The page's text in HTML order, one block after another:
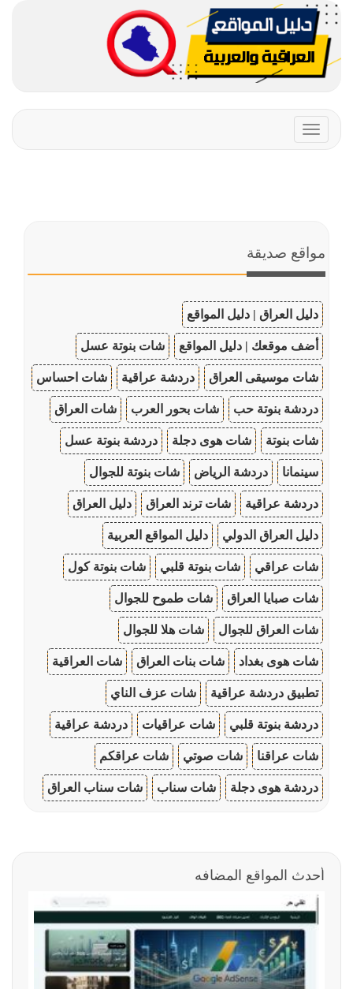
Toggle
navigation
مواقع صديقة
دليل العراق | دليل المواقع
أضف موقعك | دليل المواقع شات بنوتة عسل
شات موسيقى العراق دردشة عراقية شات احساس
دردشة بنوتة حب شات بحور العرب شات العراق
شات بنوتة شات هوى دجلة دردشة بنوتة عسل
سينمانا دردشة الرياض شات بنوتة للجوال
دردشة عراقية شات ترند العراق دليل العراق
دليل العراق الدولي دليل المواقع العربية
شات عراقي شات بنوتة قلبي شات بنوتة كول
شات صبايا العراق شات طموح للجوال
شات العراق للجوال شات هلا للجوال
شات هوى بغداد شات بنات العراق شات العراقية
تطبيق دردشة عراقية شات عزف الناي
دردشة بنوتة قلبي شات عراقيات دردشة عراقية
شات عراقنا شات صوتي شات عراقكم
دردشة هوى دجلة شات سناب شات سناب العراق
أحدث المواقع المضافه